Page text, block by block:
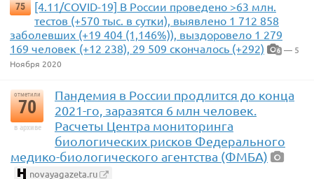
75
[4.11/COVID-19] В России проведено >63 млн.
тестов (+570 тыс. в сутки), выявлено 1 712 858
заболевших (+19 404 (1,146%)), выздоровело 1 279
169 человек (+12 238), 29 509 скончалось (+292)
6 — 5
Ноября 2020
отметили
70
в архиве
Пандемия в России продлится до конца
2021-го, заразятся 6 млн человек.
Расчеты Центра мониторинга
биологических рисков Федерального
медико-биологического агентства (ФМБА)
novayagazeta.ru